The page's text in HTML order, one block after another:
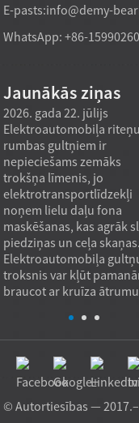
E-pasts:info@demy-
WhatsApp: +86-
Jaunākās ziņas
2026. gada 22. jūlijs
Elektroautomobiļa riteņu
rumbas gultņiem ir
nepieciešams zemāks
trokšņa līmenis, jo
elektrotransportlīdzekļi
noņem lielu daļu fona
maskēšanas, kas agrāk
piedziņas un ceļa skaņas.
Elektroautomobiļa
troksnis var kļūt
braucot ar kruīza
© Autortiesības —